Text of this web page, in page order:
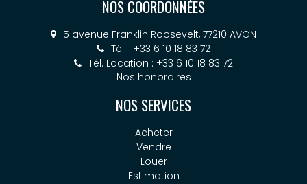
NOS COORDONNÉES
5 avenue Franklin Roosevelt, 77210 AVON
Tél. : +33 6 10 18 83 72
Tél. Location : +33 6 10 18 83 72
Nos honoraires
NOS SERVICES
Acheter
Vendre
Louer
Estimation